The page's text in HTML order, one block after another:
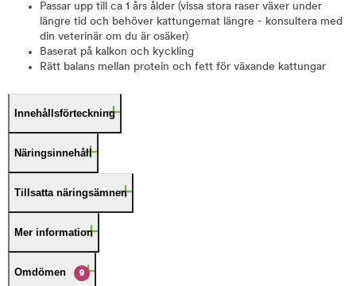
Passar upp till ca 1 års ålder (vissa stora raser växer under
längre tid och behöver kattungemat längre - konsultera med
din veterinär om du är osäker)
Baserat på kalkon och kyckling
Rätt balans mellan protein och fett för växande kattungar
Innehållsförteckning
Näringsinnehåll
Tillsatta näringsämnen
Mer information
Omdömen 9